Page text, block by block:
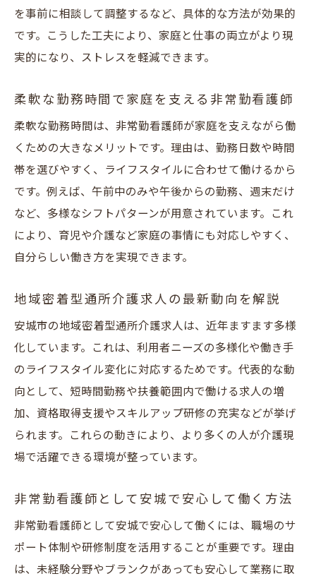
を事前に相談して調整するなど、具体的な方法が効果的
です。こうした工夫により、家庭と仕事の両立がより現
実的になり、ストレスを軽減できます。
柔軟な勤務時間で家庭を支える非常勤看護師
柔軟な勤務時間は、非常勤看護師が家庭を支えながら働
くための大きなメリットです。理由は、勤務日数や時間
帯を選びやすく、ライフスタイルに合わせて働けるから
です。例えば、午前中のみや午後からの勤務、週末だけ
など、多様なシフトパターンが用意されています。これ
により、育児や介護など家庭の事情にも対応しやすく、
自分らしい働き方を実現できます。
地域密着型通所介護求人の最新動向を解説
安城市の地域密着型通所介護求人は、近年ますます多様
化しています。これは、利用者ニーズの多様化や働き手
のライフスタイル変化に対応するためです。代表的な動
向として、短時間勤務や扶養範囲内で働ける求人の増
加、資格取得支援やスキルアップ研修の充実などが挙げ
られます。これらの動きにより、より多くの人が介護現
場で活躍できる環境が整っています。
非常勤看護師として安城で安心して働く方法
非常勤看護師として安城で安心して働くには、職場のサ
ポート体制や研修制度を活用することが重要です。理由
は、未経験分野やブランクがあっても安心して業務に取